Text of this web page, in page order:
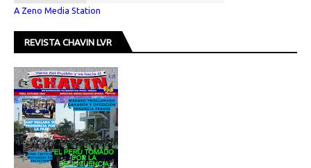
A Zeno Media Station
REVISTA CHAVIN LVR